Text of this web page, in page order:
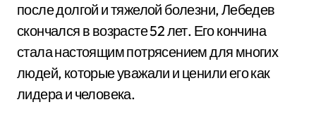
после долгой и тяжелой болезни, Лебедев
скончался в возрасте 52 лет. Его кончина
стала настоящим потрясением для многих
людей, которые уважали и ценили его как
лидера и человека.